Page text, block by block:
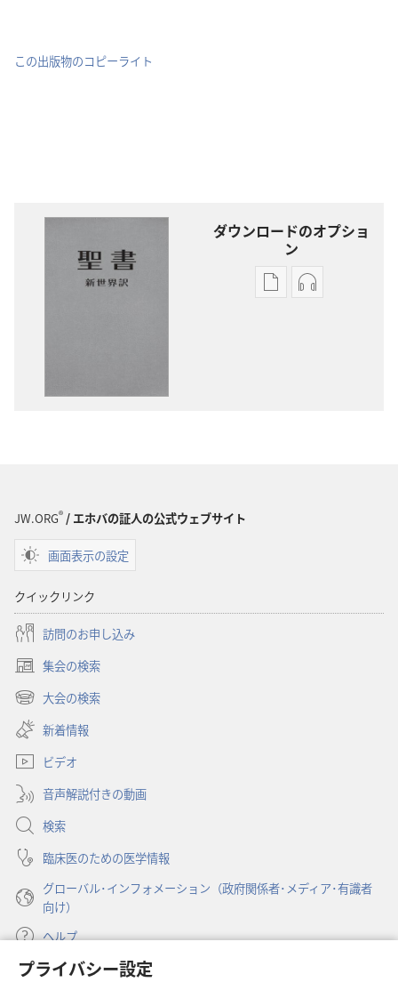
プライバシー設定
この出版物のコピーライト
ダウンロードのオプショ
ン
出
オー
JW.ORG®/ エホバの証人の公式ウェブサイト
画面表示の設定
クイックリンク
訪問のお申し込み
集会の検索
（新
し
タ
で
開
く）
大会の検索
（新
し
い
タ
ブ
で
開
く）
新着情報
ビデオ
音声解説付きの動画
検索
臨床医のための医学情報
グローバル･インフォメーション（政府関係者･メディア･有識者
向け）
ヘルプ
寄付